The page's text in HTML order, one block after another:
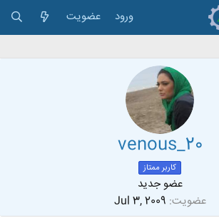
ورود عضویت
venous_20
کاربر ممتاز
عضو جدید
عضویت Jul 3, 2009